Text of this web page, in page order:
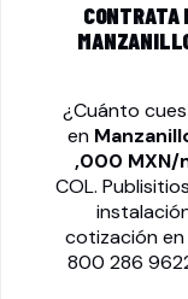
CONTRATA
¿Cuánto
en
,000 MXN/
COL.
cotización
800 286